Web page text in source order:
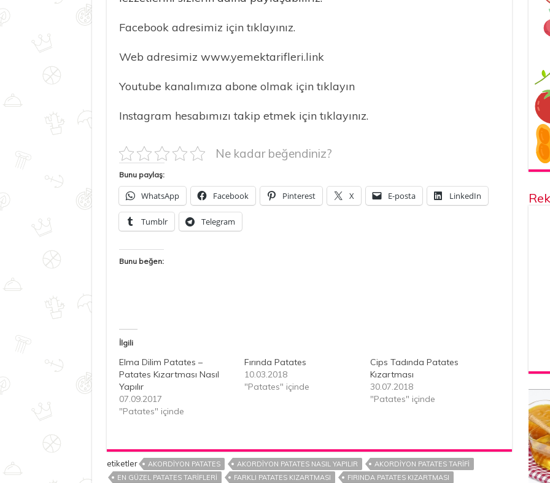
Facebook adresimiz için tıklayınız.
Web adresimiz www.yemektarifleri.link
Youtube kanalımıza abone olmak için tıklayın
Instagram hesabımızı takip etmek için tıklayınız.
Ne kadar beğendiniz?
Bunu paylaş:
WhatsApp Facebook Pinterest X E-posta LinkedIn
Tumblr Telegram
Bunu beğen:
İlgili
Elma Dilim Patates –
Patates Kızartması Nasıl
Yapılır
07.09.2017
"Patates" içinde
Fırında Patates
10.03.2018
"Patates" içinde
Cips Tadında Patates
Kızartması
30.07.2018
"Patates" içinde
etiketler AKORDIYON PATATES AKORDIYON PATATES NASIL YAPILIR
AKORDIYON PATATES TARIFI
EN GÜZEL PATATES TARIFLERI
FARKLI PATATES KIZARTMASI
FIRINDA PATATES KIZARTMASI